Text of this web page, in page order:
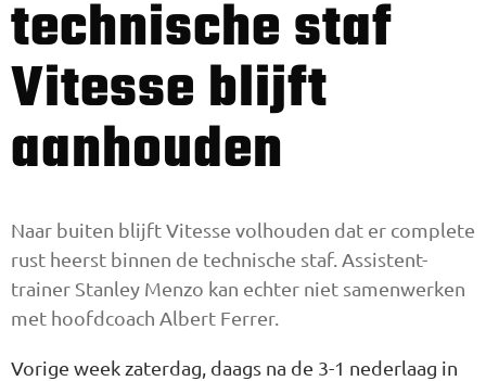
technische staf
Vitesse blijft
aanhouden
Naar buiten blijft Vitesse volhouden dat er complete
rust heerst binnen de technische staf. Assistent-
trainer Stanley Menzo kan echter niet samenwerken
met hoofdcoach Albert Ferrer.
Vorige week zaterdag, daags na de 3-1 nederlaag in